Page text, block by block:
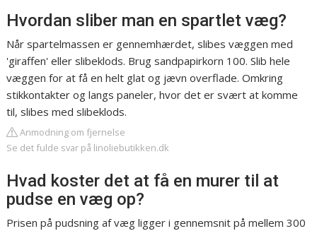
Hvordan sliber man en spartlet væg?
Når spartelmassen er gennemhærdet, slibes væggen med
'giraffen' eller slibeklods. Brug sandpapirkorn 100. Slib hele
væggen for at få en helt glat og jævn overflade. Omkring
stikkontakter og langs paneler, hvor det er svært at komme
til, slibes med slibeklods.
Anmodning om fjernelse
Se det fulde svar på linoliebutikken.dk
Hvad koster det at få en murer til at
pudse en væg op?
Prisen på pudsning af væg ligger i gennemsnit på mellem 300